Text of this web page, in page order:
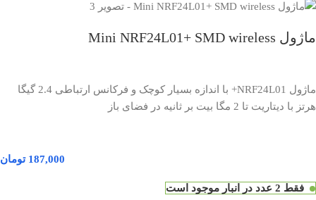
ماژول Mini NRF24L01+ SMD wireless
ماژول NRF24L01+ با اندازه بسیار کوچک و فرکانس ارتباطی 2.4 گیگا
هرتز با دیتاریت تا 2 مگا بیت بر ثانیه در فضای باز
187,000 تومان
فقط 2 عدد در انبار موجود است